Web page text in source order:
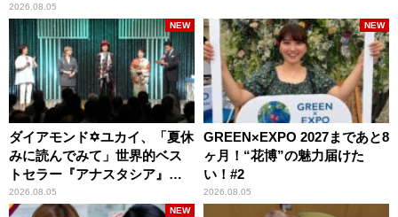
2026.08.05
ダイアモンド✡ユカイ、「夏休
みに読んでみて」世界的ベス
トセラー『アナスタシア』を
紹介
2026.08.05
NEW
GREEN×EXPO 2027まであと8
ヶ月！“花博”の魅力届けた
い！#2
2026.08.05
NEW
NEW